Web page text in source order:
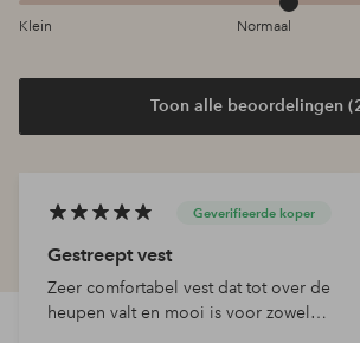
Klein Normaal
Toon alle beoordelingen
Geverifieerde koper
Gestreept vest
Zeer comfortabel vest dat tot over de
heupen valt en mooi is voor zowel